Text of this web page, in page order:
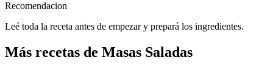
Recomendacion
Leé toda la receta antes de empezar y prepará los ingredientes.
Más recetas de Masas Saladas